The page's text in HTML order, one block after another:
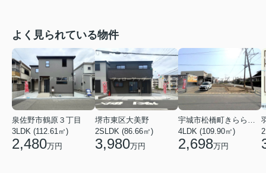
よく見られている物件
泉佐野市鶴原３丁目
3LDK (112.61㎡)
2,480万円
堺市東区大美野
2SLDK (86.66㎡)
3,980万円
宇城市松橋町きらら３丁目
4LDK (109.90㎡)
2,698万円